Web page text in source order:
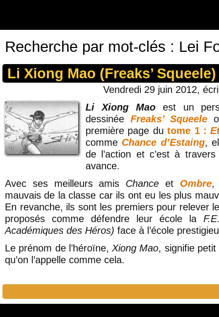
Recherche par mot-clés : Lei
Li Xiong Mao (Freaks’ Squeele)
Vendredi 29 juin 2012,
Li Xiong Maoest un
dessinée Freaks’ Squeele
première page du tome 1 :
comme Chance d’Estaing,
de l’action et c’est à
avance.
Avec ses meilleurs amis Chance et Ombre,
mauvais de la classe car ils ont eu les plus
En revanche, ils sont les premiers pour relever
proposés comme défendre leur école la
Académiques des Héros) face à l’école
Le prénom de l’héroïne,Xiong Mao, signifie
qu’on l’appelle comme cela.